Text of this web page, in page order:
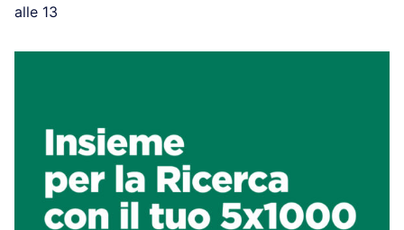
alle 13